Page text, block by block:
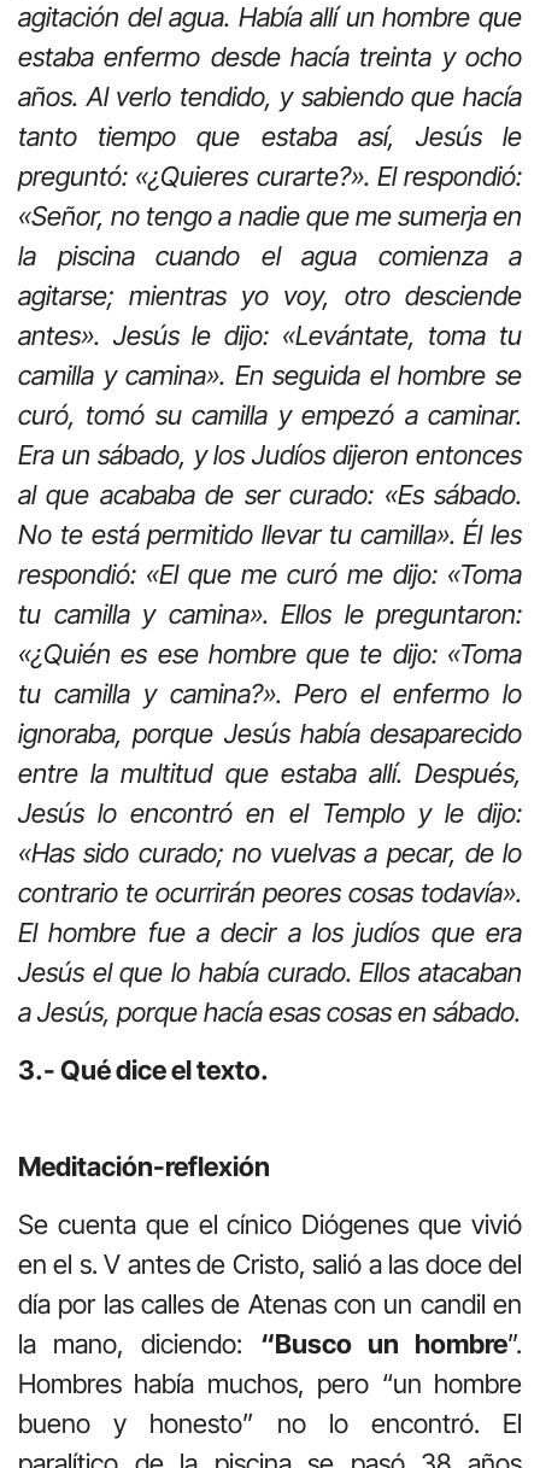
agitación del agua. Había allí un hombre que
estaba enfermo desde hacía treinta y ocho
años. Al verlo tendido, y sabiendo que hacía
tanto tiempo que estaba así, Jesús le
preguntó: «¿Quieres curarte?». El respondió:
«Señor, no tengo a nadie que me sumerja en
la piscina cuando el agua comienza a
agitarse; mientras yo voy, otro desciende
antes». Jesús le dijo: «Levántate, toma tu
camilla y camina». En seguida el hombre se
curó, tomó su camilla y empezó a caminar.
Era un sábado, y los Judíos dijeron entonces
al que acababa de ser curado: «Es sábado.
No te está permitido llevar tu camilla». Él les
respondió: «El que me curó me dijo: «Toma
tu camilla y camina». Ellos le preguntaron:
«¿Quién es ese hombre que te dijo: «Toma
tu camilla y camina?». Pero el enfermo lo
ignoraba, porque Jesús había desaparecido
entre la multitud que estaba allí. Después,
Jesús lo encontró en el Templo y le dijo:
«Has sido curado; no vuelvas a pecar, de lo
contrario te ocurrirán peores cosas todavía».
El hombre fue a decir a los judíos que era
Jesús el que lo había curado. Ellos atacaban
a Jesús, porque hacía esas cosas en sábado.
3.- Qué dice el texto.
Meditación-reflexión
Se cuenta que el cínico Diógenes que vivió
en el s. V antes de Cristo, salió a las doce del
día por las calles de Atenas con un candil en
la mano, diciendo: “Busco un hombre”.
Hombres había muchos, pero “un hombre
bueno y honesto” no lo encontró. El